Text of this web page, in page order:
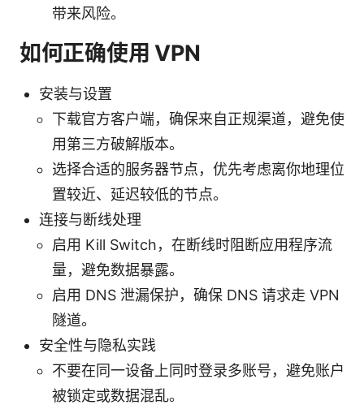
带来风险。
如何正确使用 VPN
安装与设置
下载官方客户端，确保来自正规渠道，避免使
用第三方破解版本。
选择合适的服务器节点，优先考虑离你地理位
置较近、延迟较低的节点。
连接与断线处理
启用 Kill Switch，在断线时阻断应用程序流
量，避免数据暴露。
启用 DNS 泄漏保护，确保 DNS 请求走 VPN
隧道。
安全性与隐私实践
不要在同一设备上同时登录多账号，避免账户
被锁定或数据混乱。